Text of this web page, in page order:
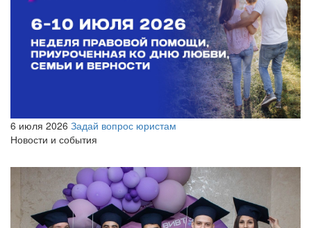
6 июля 2026 Задай вопрос юристам
Новости и события